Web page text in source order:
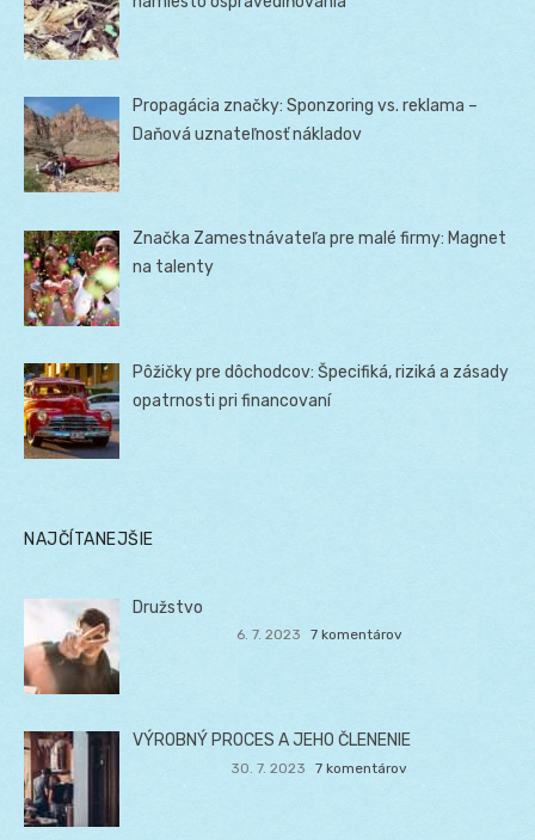
Propagácia značky: Sponzoring vs. reklama –
Daňová uznateľnosť nákladov
Značka Zamestnávateľa pre malé firmy: Magnet
na talenty
Pôžičky pre dôchodcov: Špecifiká, riziká a zásady
opatrnosti pri financovaní
NAJČÍTANEJŠIE
Družstvo
6. 7. 2023 7 komentárov
VÝROBNÝ PROCES A JEHO ČLENENIE
30. 7. 2023 7 komentárov